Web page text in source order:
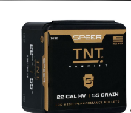
385,00 €